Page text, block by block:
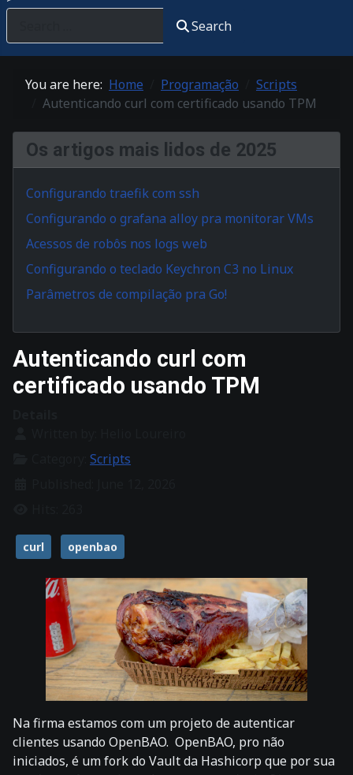
Search
You are here: Home Programação
Scripts
Autenticando curl com certificado usando TPM
Os artigos mais lidos de 2025
Configurando traefik com ssh
Configurando o grafana alloy pra monitorar VMs
Acessos de robôs nos logs web
Configurando o teclado Keychron C3 no Linux
Parâmetros de compilação pra Go!
Autenticando curl com
certificado usando TPM
Scripts
curl openbao
Na firma estamos com um projeto de autenticar
clientes usando OpenBAO. OpenBAO, pro não
iniciados, é um fork do Vault da Hashicorp que por sua